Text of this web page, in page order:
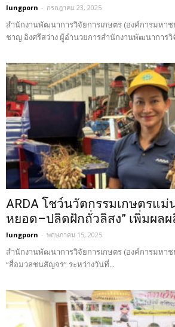
lungporn - กรกฎาคม 23, 2025
สำนักงานพัฒนาการวิจัยการเกษตร (องค์การมหาช
ชาญ อิงศรีสว่าง ผู้อำนวยการสำนักงานพัฒนาการวิ
ARDA โชว์นวัตกรรมเกษตรแม่
หยอด–ปลิดฝักถั่วลิสง” เพิ่มผลผ
lungporn - พฤษภาคม 15, 2025
สำนักงานพัฒนาการวิจัยการเกษตร (องค์การมหาช
“สื่อมวลชนสัญจร” ระหว่างวันที่...